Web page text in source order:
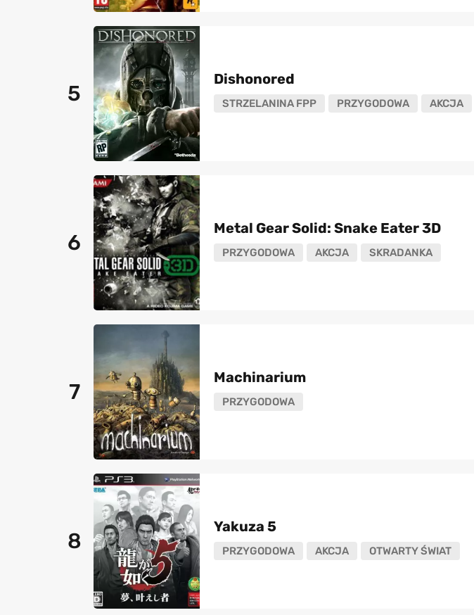
5
Dishonored
STRZELANINA FPP PRZYGODOWA AKCJA
6
Metal Gear Solid: Snake Eater 3D
PRZYGODOWA AKCJA SKRADANKA
7
Machinarium
PRZYGODOWA
8
Yakuza 5
PRZYGODOWA AKCJA OTWARTY ŚWIAT